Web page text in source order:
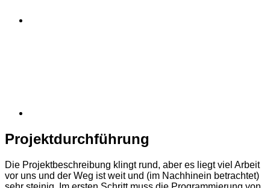
Projektdurchführung
Die Projektbeschreibung klingt rund, aber es liegt viel Arbeit
vor uns und der Weg ist weit und (im Nachhinein betrachtet)